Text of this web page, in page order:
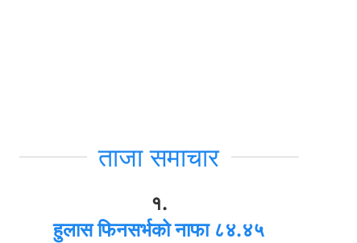
ताजा समाचार
१.
हुलास फिनसर्भको नाफा ८४.४५